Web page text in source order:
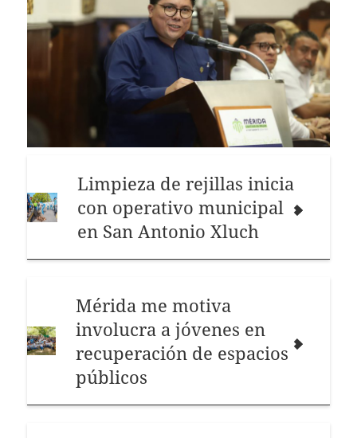
Limpieza de rejillas inicia
con operativo municipal
en San Antonio Xluch
Mérida me motiva
involucra a jóvenes en
recuperación de espacios
públicos